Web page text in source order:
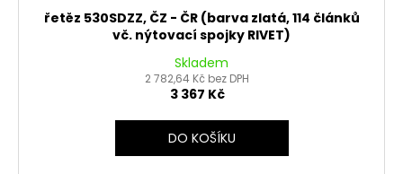
řetěz 530SDZZ, ČZ - ČR (barva zlatá, 114 článků
vč. nýtovací spojky RIVET)
Skladem
2 782,64 Kč bez DPH
3 367 Kč
DO KOŠÍKU